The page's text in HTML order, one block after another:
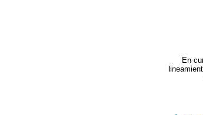
En